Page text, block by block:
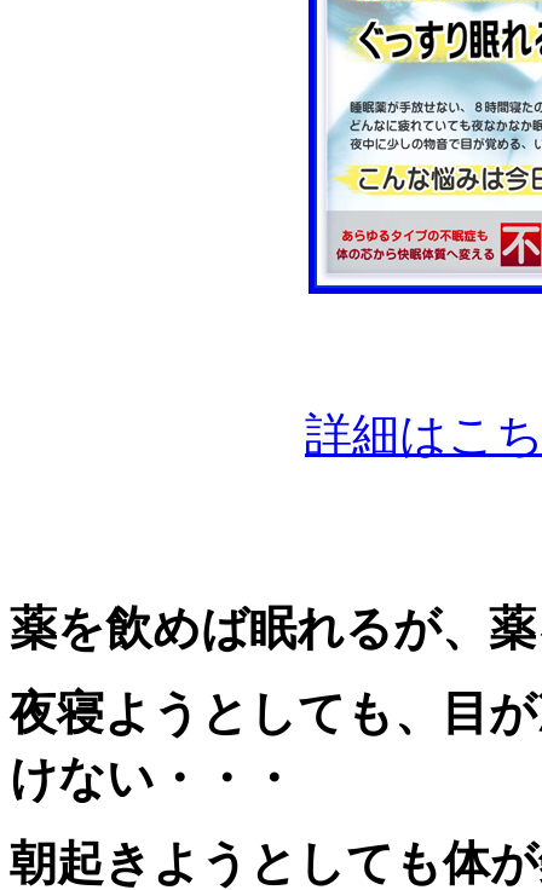
詳細はこ
薬を飲めば眠れるが、
夜寝ようとしても、目
けない・・・
朝起きようとしても体